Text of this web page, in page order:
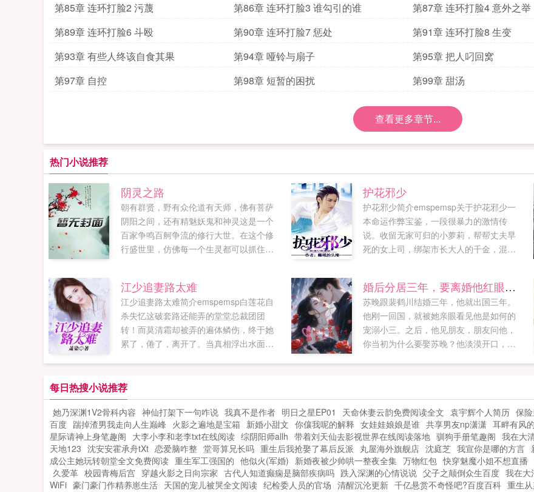
第85章 连环打脸2 污蔑
第86章 连环打脸3 谁勾引的谁 第87章 连环打脸4 意外之举
第89章 连环打脸6 斗殴
第90章 连环打脸7 惩处 第91章 连环打脸8 生变
第93章 有些人终该自食其果
第94章 哑铃与扇子 第95章 把人叼回窝
第97章 自控
第98章 短暂的困扰 第99章 甜汤
查看更多章节...
热门小说推荐
阴灵之路
朝有群贤，野有众伦道有天师，佛有菩萨
阴阳之间，还有精魅妖鬼和神灵这是一个
百家争鸣百舸争流的修行大世。在这个修
行盛世里，仿佛每一个生灵都可以抓住机
护花邪少
护花邪少简介emspemsp关于护花邪少一
本命运作弊宝鉴，一段很暴力的激情传
说。收留无家可归的小萝莉，帮帮丈夫早
死的女上司，绑架市长大人的千金，混混
江少追妻路太难
江少追妻路太难简介emspemsp白莲花自
杀失忆这破套路还能弄的堂堂总裁团团
转！而莫清霜却被弄的遍体鳞伤，终于她
累了，倦了，离开了。当真相浮出水面，
了。只是，她...
婚后分居三年，要离婚他红眼低哄
苏晚跟裴鹤川结婚三年，他就出国三年。
他刚一回国，就被她亲眼看见他是如何的
宠溺小三。之后，他见朋友，朋友问他，
你当初为什么要娶苏晚？他淡漠开口，家
晚讶然后本以为他纯属敷衍，不想他却上
了...
每日热搜小说推荐
她乃深渊1V2骨科内容 神仙打架下一句咋说 我真不是作者 明日之星EP01 天命休妻云韵免费阅读全文 袁宇辉个人简历 保
百度 踹掉渣男我走向人生巅峰 火影之遍地是宝箱 新婚小甜文 你儴我呢的解释 女娃娃娘娘是谁 共享男友np潇潇 耳畔有风
星际请神上身笔趣阁 大李小李和老李txt在线阅读 综阴阳师allh 带着刘天仙去影视世界在线阅读落地 驯狗手册笔趣阁 我在大
天地123 沈安安霍承舟tXt 恋爱脑咋整 堂哥算兄长吗 重生后我抢娶了幕后反派 丸屋海外旗舰店 沈庭芝 我宣你是哪的方言
成公主她玩转朝堂全文免费阅读 重生军工强国的 他似火(军婚) 新婚夜被少帅哄一整夜全集 万物红包 快穿魅魔小姐不想直播
久爱革 校园青梅后宫 穿越火影之日向宗家 古代人知道癫痫是脑部疾病吗 跌入深渊的心情说说 父子之颠倒众生百度 我在大
WiFi 豪门豪门作精养崽生活 天国的宠儿被哭全文阅读 纪检委人员的官场 清醒沉沦更新 千亿悬赏不奇怪吧?百度百科 重生